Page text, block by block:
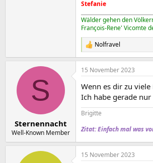
Stefanie
Wälder gehen den
François-Rene' Vicomte
R
e
a
k
i
o
e
:
Nolfravel
S
Sternennacht
Well-Known Member
15 November 2023
Wenn es dir zu
Ich habe gerade
Brigitte
Zitat: Einfach mal was
15 November 2023